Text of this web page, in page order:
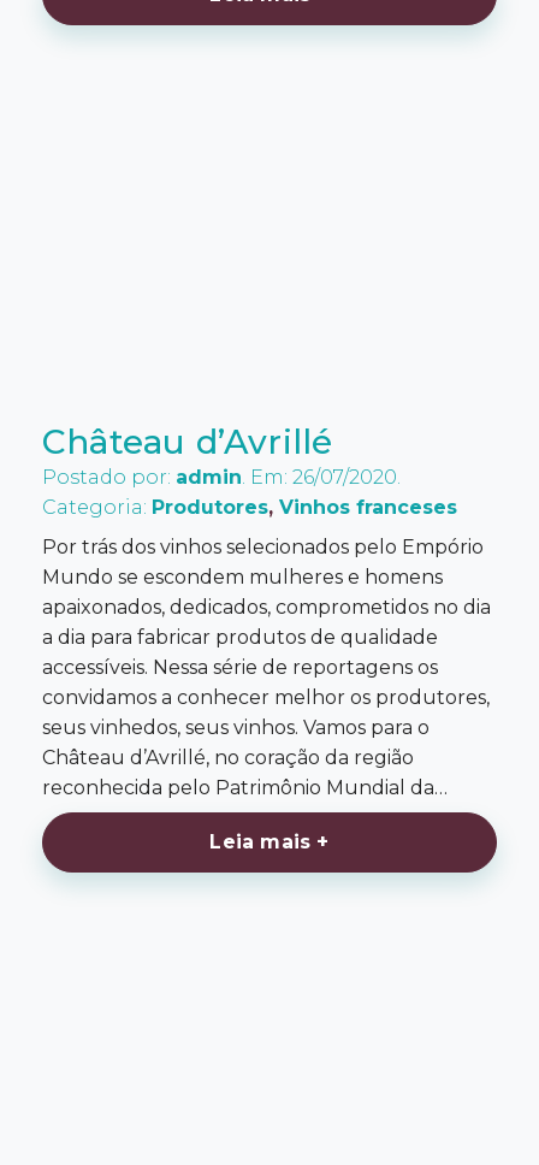
Château d’Avrillé
Postado por: admin. Em: 26/07/2020.
Categoria: Produtores, Vinhos franceses
Por trás dos vinhos selecionados pelo Empório
Mundo se escondem mulheres e homens
apaixonados, dedicados, comprometidos no dia
a dia para fabricar produtos de qualidade
accessíveis. Nessa série de reportagens os
convidamos a conhecer melhor os produtores,
seus vinhedos, seus vinhos. Vamos para o
Château d’Avrillé, no coração da região
reconhecida pelo Patrimônio Mundial da…
Leia mais +